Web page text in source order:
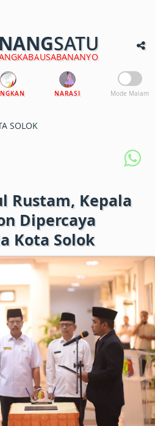
SATU
NARASI Mode Malam
SOLOK
Rustam, Kepala
Dipercaya
Kota Solok